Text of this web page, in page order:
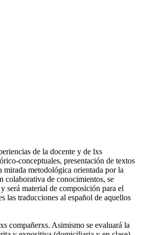
de la docente y de lxs
conceptuales, presentación de textos
mirada metodológica orientada por la
colaborativa de conocimientos, se
será material de composición para el
las traducciones al español de aquellos
compañerxs. Asimismo se evaluará la